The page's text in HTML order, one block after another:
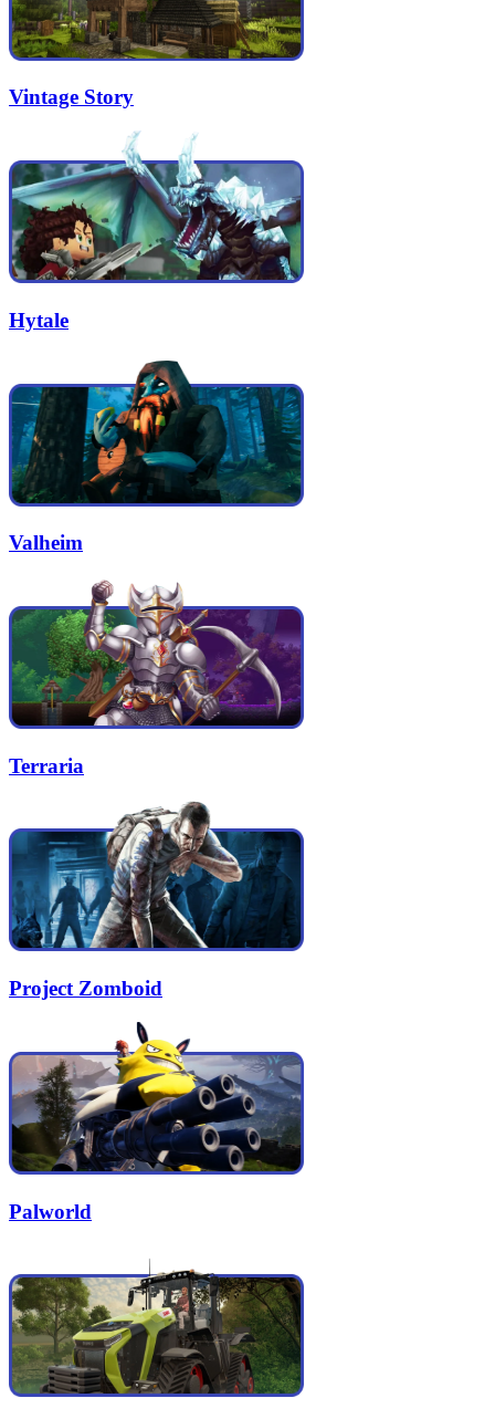
Vintage Story
Hytale
Valheim
Terraria
Project Zomboid
Palworld